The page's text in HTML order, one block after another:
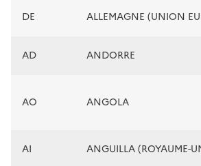
DE ALLEMAGNE (UNION
AD ANDORRE
AO ANGOLA
AI ANGUILLA (ROYAUME-